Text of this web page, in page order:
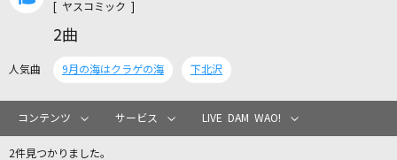
カラオケリクエスト
[ ヤスコミック ]
2曲
人気曲 9月の海はクラゲの海 下北沢
コンテンツ サービス LIVE DAM WAO!
2件見つかりました。